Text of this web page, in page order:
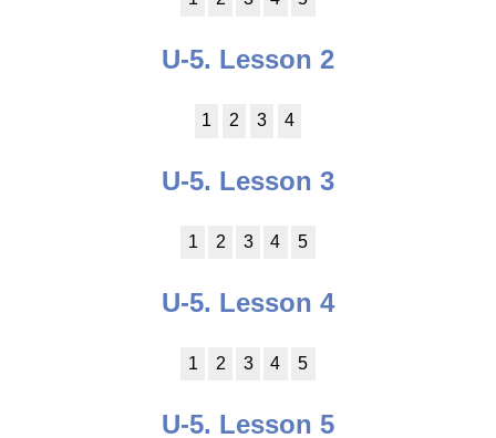
U-5. Lesson 2
1 2 3 4
U-5. Lesson 3
1 2 3 4 5
U-5. Lesson 4
1 2 3 4 5
U-5. Lesson 5